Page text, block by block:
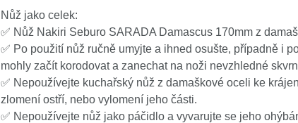
Nůž jako celek:
✅ Nůž Nakiri Seburo SARADA Damascus 170mm z
✅ Po použití nůž ručně umyjte a ihned osušte, případně i
mohly začít korodovat a zanechat na noži nevzhledné
✅ Nepoužívejte kuchařský nůž z damaškové oceli ke
zlomení ostří, nebo vylomení jeho části.
✅ Nepoužívejte nůž jako páčidlo a vyvarujte se jeho